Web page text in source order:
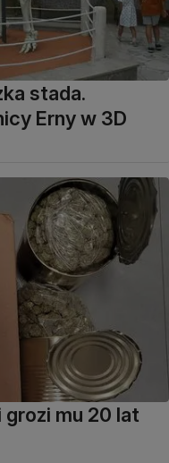
stada.
Erny w 3D
mu 20 lat